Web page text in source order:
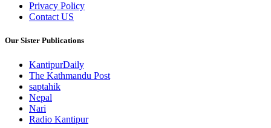
Privacy Policy
Contact US
Our Sister Publications
KantipurDaily
The Kathmandu Post
saptahik
Nepal
Nari
Radio Kantipur